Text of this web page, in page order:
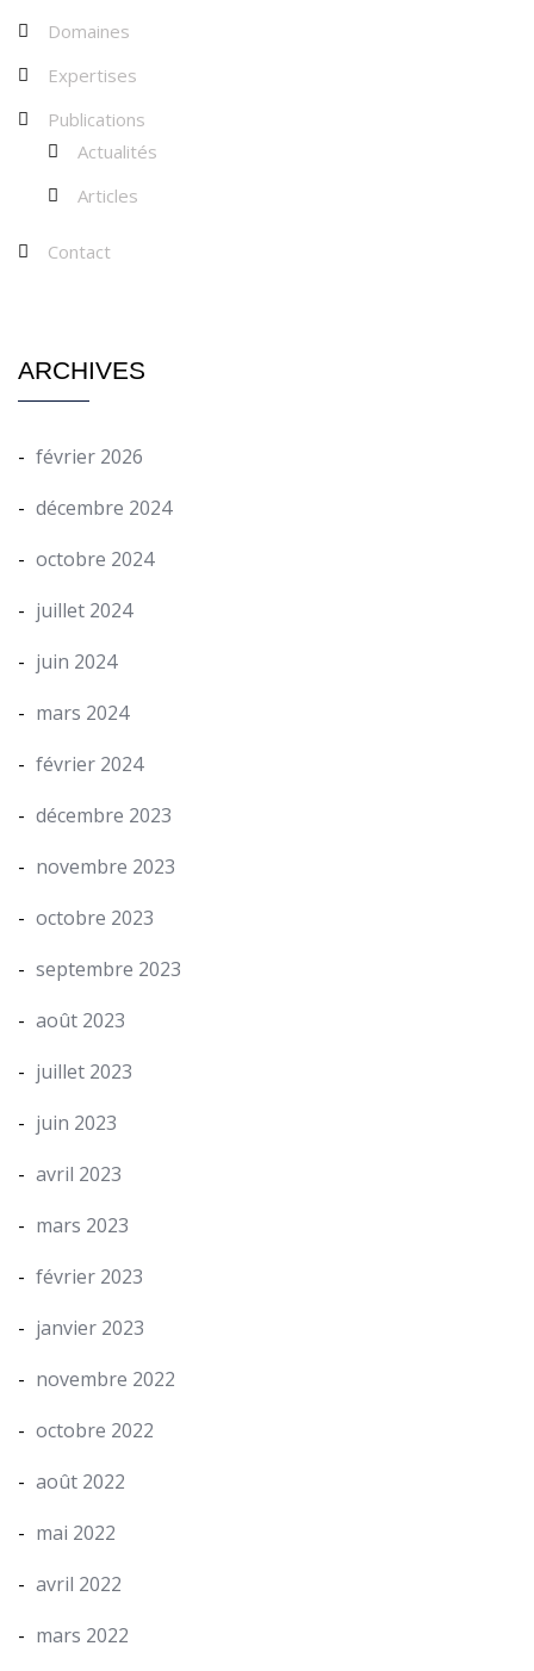
Domaines
Expertises
Publications
Actualités
Articles
Contact
ARCHIVES
février 2026
décembre 2024
octobre 2024
juillet 2024
juin 2024
mars 2024
février 2024
décembre 2023
novembre 2023
octobre 2023
septembre 2023
août 2023
juillet 2023
juin 2023
avril 2023
mars 2023
février 2023
janvier 2023
novembre 2022
octobre 2022
août 2022
mai 2022
avril 2022
mars 2022